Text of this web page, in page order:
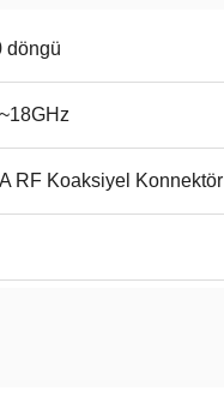
döngü
RF Koaksiyel Konnektör